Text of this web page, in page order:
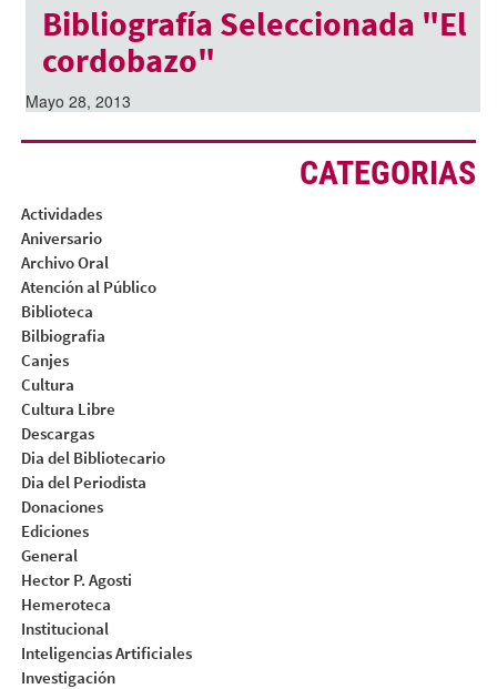
Bibliografía Seleccionada "El
cordobazo"
Mayo 28, 2013
CATEGORIAS
Actividades
Aniversario
Archivo Oral
Atención al Público
Biblioteca
Bilbiografia
Canjes
Cultura
Cultura Libre
Descargas
Dia del Bibliotecario
Dia del Periodista
Donaciones
Ediciones
General
Hector P. Agosti
Hemeroteca
Institucional
Inteligencias Artificiales
Investigación